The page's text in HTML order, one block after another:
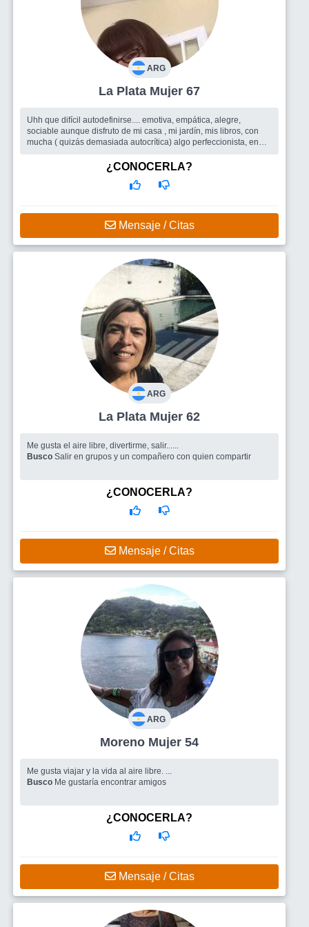
ARG
La Plata Mujer 67
Uhh que difícil autodefinirse.... emotiva, empática, alegre,
sociable aunque disfruto de mi casa , mi jardín, mis libros, con
mucha ( quizás demasiada autocrítica) algo perfeccionista, en
Todo lo que el sitio pueda ofrecer, amigas/os para
compartir encuentros, salidas grupales, y quizás porque no un
¿CONOCERLA?
Mensaje / Citas
ARG
La Plata Mujer 62
Me gusta el aire libre, divertirme, salir......
Busco Salir en grupos y un compañero con quien compartir
¿CONOCERLA?
Mensaje / Citas
ARG
Moreno Mujer 54
Me gusta viajar y la vida al aire libre. ...
Busco Me gustaría encontrar amigos
¿CONOCERLA?
Mensaje / Citas